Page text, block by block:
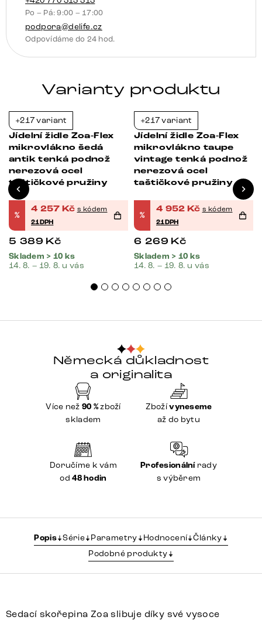
360°
houpací
funkce
taštičkové
množství
Po – Pá: 9:00 – 17:00
podpora@delife.cz
Odpovídáme do 24 hod.
Varianty produktu
+217 variant
Jídelní židle Zoa-Flex
mikrovlákno šedá
antik tenká podnož
nerezová ocel
taštičkové pružiny
%
4 257 Kč s kódem
21DPH
5 389 Kč
Skladem > 10 ks
14. 8. – 19. 8. u vás
+217 variant
Jídelní židle Zoa-Flex
mikrovlákno taupe
vintage tenká podnož
nerezová ocel
taštičkové pružiny
%
4 952 Kč s kódem
21DPH
6 269 Kč
Skladem > 10 ks
14. 8. – 19. 8. u vás
Německá důkladnost
a originalita
Více než 90 %zboží
skladem
Zbožívyneseme
až do bytu
Doručíme k vám
od48 hodin
Profesionálnírady
s výběrem
Popis Série Parametry Hodnocení Články
Podobné produkty
Sedací skořepina Zoa slibuje díky své vysoce